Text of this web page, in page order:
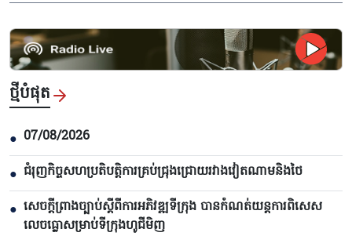
ថ្មីបំផុត
● 07/08/2026
● ជំរុញកិច្ចសហប្រតិបត្តិការគ្រប់ជ្រុងជ្រោយរវាងវៀតណាមនិងថៃ
● សេចក្តីព្រាងច្បាប់ស្តីពីការអភិវឌ្ឍទីក្រុង បាន​កំណត់យន្តការពិសេស
លេចធ្លោសម្រាប់ទីក្រុងហូជីមិញ